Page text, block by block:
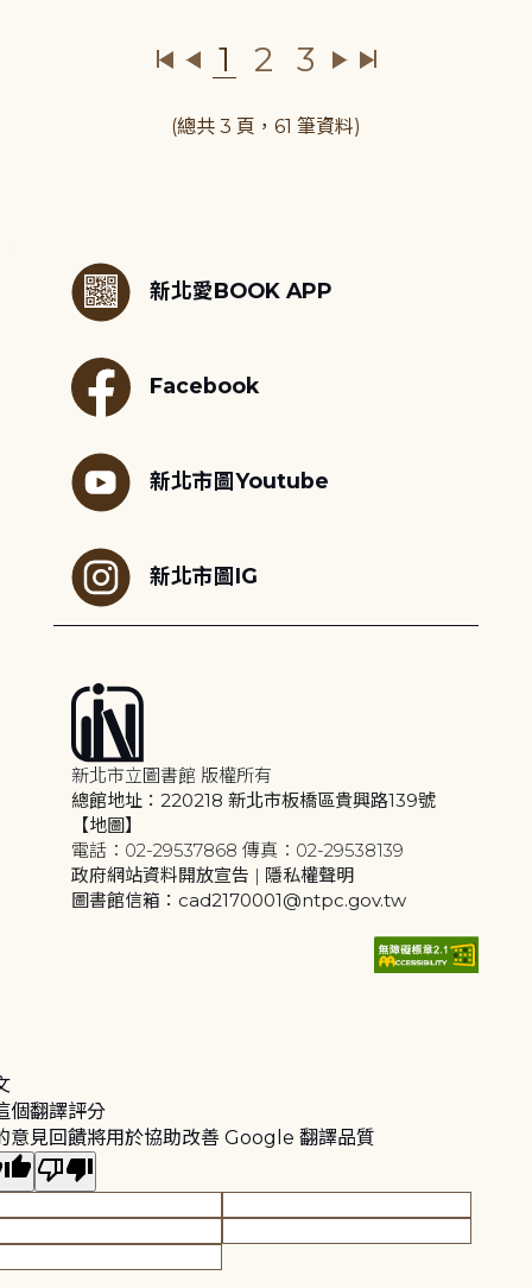
1 2 3
(總共 3 頁，61 筆資料)
新北愛BOOK APP
Facebook
新北市圖Youtube
新北市圖IG
新北市立圖書館 版權所有
總館地址：220218 新北市板橋區貴興路139號
【地圖】
電話：02-29537868 傳真：02-29538139
政府網站資料開放宣告 | 隱私權聲明
圖書館信箱：cad2170001@ntpc.gov.tw
個翻譯評分
意見回饋將用於協助改善 Google 翻譯品質